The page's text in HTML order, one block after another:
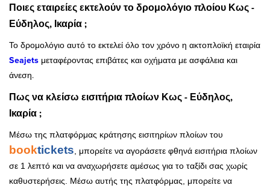
Ποιες εταιρείες εκτελούν το δρομολόγιο πλοίου Κως -
Εύδηλος, Ικαρία ;
Το δρομολόγιο αυτό το εκτελεί όλο τον χρόνο η ακτοπλοϊκή εταιρία
Seajets μεταφέροντας επιβάτες και οχήματα με ασφάλεια και
άνεση.
Πως να κλείσω εισιτήρια πλοίων Κως - Εύδηλος,
Ικαρία ;
Μέσω της πλατφόρμας κράτησης εισιτηρίων πλοίων του
booktickets, μπορείτε να αγοράσετε φθηνά εισιτήρια πλοίων
σε 1 λεπτό και να αναχωρήσετε αμέσως για το ταξίδι σας χωρίς
καθυστερήσεις. Μέσω αυτής της πλατφόρμας, μπορείτε να